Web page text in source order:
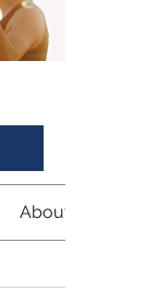
About